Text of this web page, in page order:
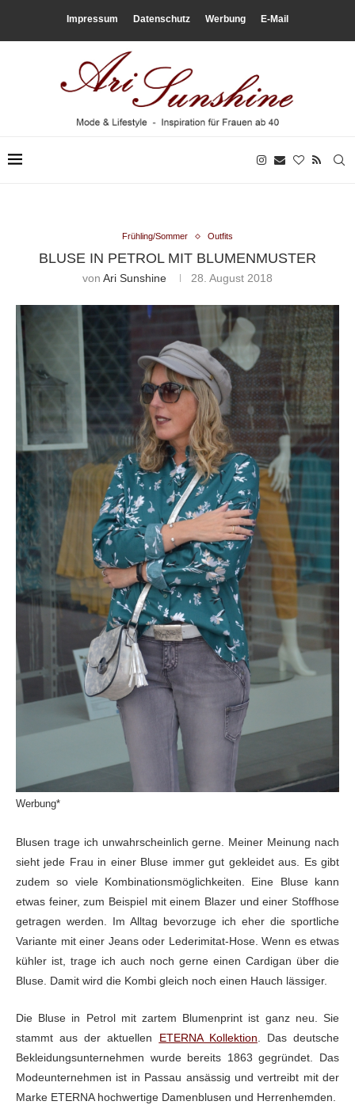
Impressum Datenschutz Werbung E-Mail
Frühling/Sommer Outfits
BLUSE IN PETROL MIT BLUMENMUSTER
von Ari Sunshine 28. August 2018
Werbung*
Blusen trage ich unwahrscheinlich gerne. Meiner Meinung nach
sieht jede Frau in einer Bluse immer gut gekleidet aus. Es gibt
zudem so viele Kombinationsmöglichkeiten. Eine Bluse kann
etwas feiner, zum Beispiel mit einem Blazer und einer Stoffhose
getragen werden. Im Alltag bevorzuge ich eher die sportliche
Variante mit einer Jeans oder Lederimitat-Hose. Wenn es etwas
kühler ist, trage ich auch noch gerne einen Cardigan über die
Bluse. Damit wird die Kombi gleich noch einen Hauch lässiger.
Die Bluse in Petrol mit zartem Blumenprint ist ganz neu. Sie
stammt aus der aktuellen ETERNA Kollektion. Das deutsche
Bekleidungsunternehmen wurde bereits 1863 gegründet. Das
Modeunternehmen ist in Passau ansässig und vertreibt mit der
Marke ETERNA hochwertige Damenblusen und Herrenhemden.